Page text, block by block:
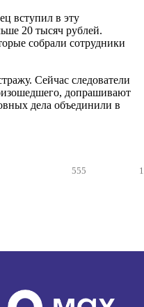
вступил в эту
20 тысяч рублей.
собрали сотрудники
Сейчас следователи
допрашивают
дела объединили в
555 1